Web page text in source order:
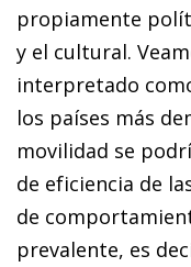
propiamente
y el cultural.
interpretado
los países más
movilidad se
de eficiencia de
de
prevalente, es